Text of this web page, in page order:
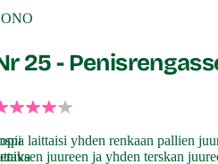
25 -
laittaisi yhden renkaan pallien
juureen ja yhden terskan